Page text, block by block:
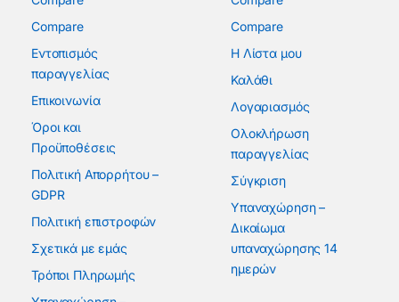
Compare
Εντοπισμός
παραγγελίας
Επικοινωνία
Όροι και
Προϋποθέσεις
Πολιτική Απορρήτου –
GDPR
Πολιτική επιστροφών
Σχετικά με εμάς
Τρόποι Πληρωμής
Compare
Η Λίστα μου
Καλάθι
Λογαριασμός
Ολοκλήρωση
παραγγελίας
Σύγκριση
Υπαναχώρηση –
Δικαίωμα
υπαναχώρησης 14
ημερών